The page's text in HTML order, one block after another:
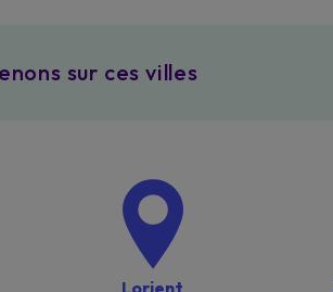
sur ces villes
Lorient